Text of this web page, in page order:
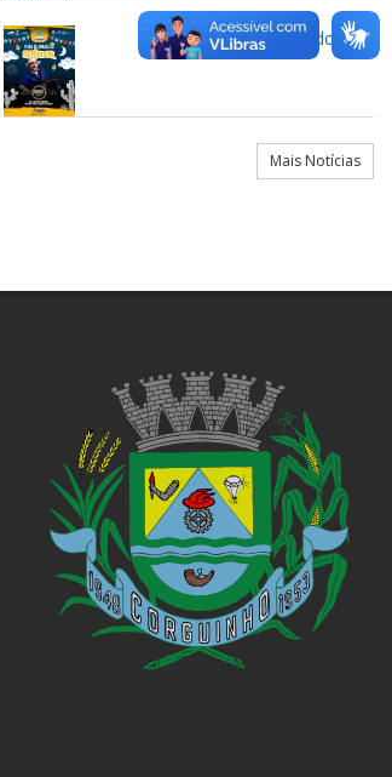
Vem aí arraiá do servidor
Mais Notícias